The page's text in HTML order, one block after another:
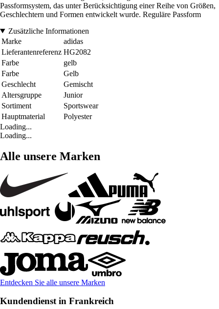
Passformsystem, das unter Berücksichtigung einer Reihe von Größen,
Geschlechtern und Formen entwickelt wurde. Reguläre Passform
Zusätzliche Informationen
Marke
adidas
Lieferantenreferenz HG2082
Farbe
gelb
Farbe
Gelb
Geschlecht
Gemischt
Altersgruppe
Junior
Sortiment
Sportswear
Hauptmaterial
Polyester
Loading...
Loading...
Alle unsere Marken
Entdecken Sie alle unsere Marken
Kundendienst in Frankreich